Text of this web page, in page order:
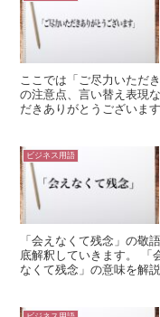
ここでは「ご尽力いただ
の注意点、言い替え表現
だきありがとうございま
ビジネス用語
「会えなくて残念」の敬
底解釈していきます。 「
なくて残念」の意味を解